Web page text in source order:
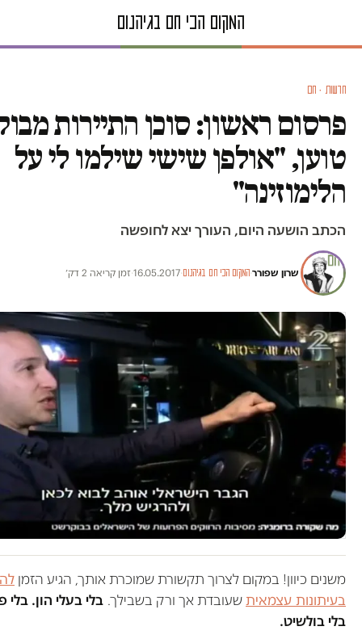
חדשות · חם
פרסום ראשון: סוכן התיירות
טוען, "אולפן שישי שילמו לי על
הלימוזינה"
הכתב הושעה היום, העורך יצא לחופשה
שרון שפורר·המקום הכי חם בגיהנום·
16.05.2017
·זמן קריאה 2 דק׳
משנים כיוון! במקום לצרוך תקשורת שמוכרת אותך, הגיע הזמן
בעיתונות עצמאיתשעובדת אך ורק בשבילך. בלי בעלי הון.
בלי בולשיט.